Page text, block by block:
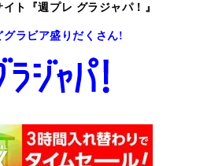
ト『週プレ グラジャパ！』
ラビア盛りだくさん!